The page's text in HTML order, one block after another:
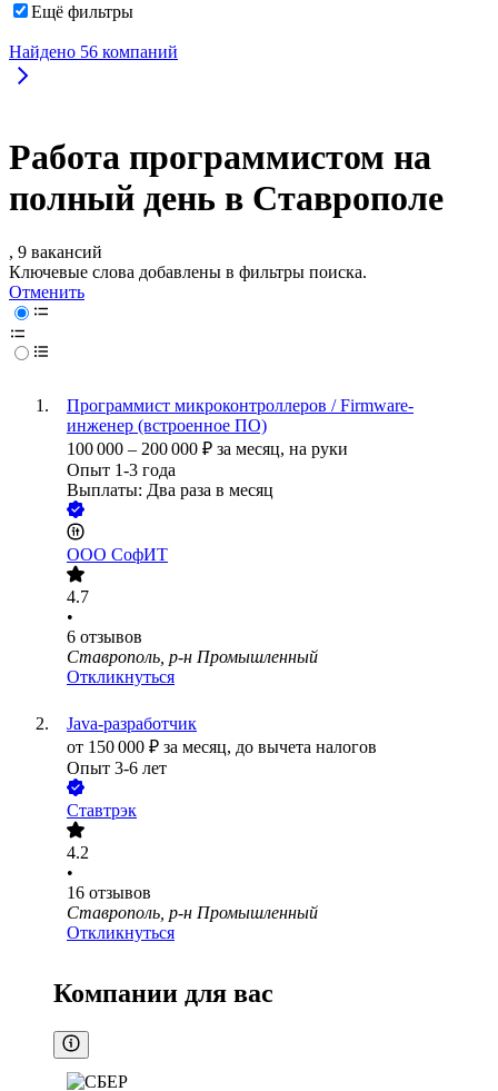
Ещё фильтры
Найдено 56 компаний
Работа программистом на
полный день в Ставрополе
, 9 вакансий
Ключевые слова добавлены в фильтры поиска.
Отменить
Программист микроконтроллеров / Firmware-
инженер (встроенное ПО)
100 000 – 200 000 ₽ за месяц, на руки
Опыт 1-3 года
Выплаты: Два раза в месяц
ООО СофИТ
4.7
•
6 отзывов
Ставрополь, р-н Промышленный
Откликнуться
Java-разработчик
от 150 000 ₽ за месяц, до вычета налогов
Опыт 3-6 лет
Ставтрэк
4.2
•
16 отзывов
Ставрополь, р-н Промышленный
Откликнуться
Компании для вас